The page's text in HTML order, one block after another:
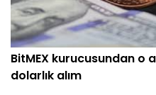
BitMEX kurucusundan o
dolarlık alım